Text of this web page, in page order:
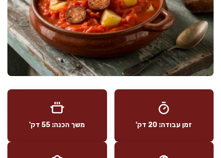
זמן עבודה: 20 דק' משך הכנה: 55 דק'